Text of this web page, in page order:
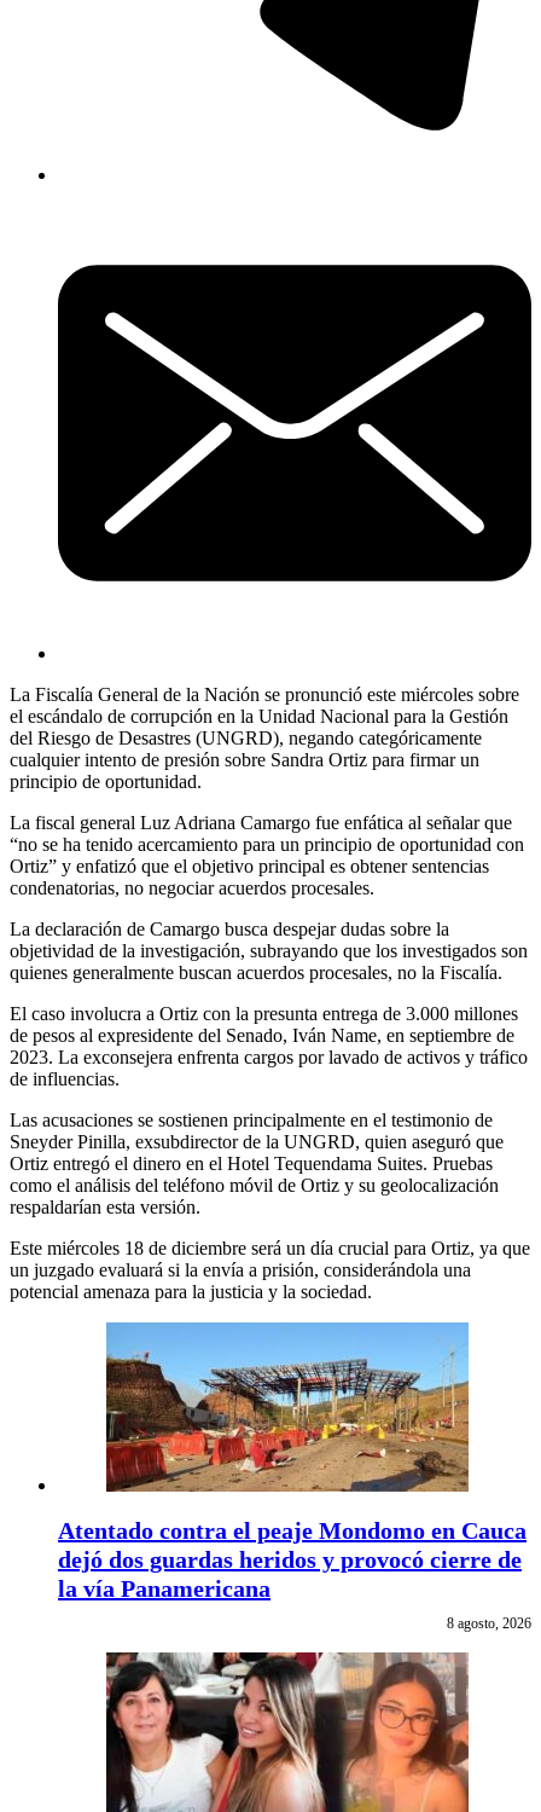
La Fiscalía General de la Nación se pronunció este miércoles sobre
el escándalo de corrupción en la Unidad Nacional para la Gestión
del Riesgo de Desastres (UNGRD), negando categóricamente
cualquier intento de presión sobre Sandra Ortiz para firmar un
principio de oportunidad.
La fiscal general Luz Adriana Camargo fue enfática al señalar que
“no se ha tenido acercamiento para un principio de oportunidad con
Ortiz” y enfatizó que el objetivo principal es obtener sentencias
condenatorias, no negociar acuerdos procesales.
La declaración de Camargo busca despejar dudas sobre la
objetividad de la investigación, subrayando que los investigados son
quienes generalmente buscan acuerdos procesales, no la Fiscalía.
El caso involucra a Ortiz con la presunta entrega de 3.000 millones
de pesos al expresidente del Senado, Iván Name, en septiembre de
2023. La exconsejera enfrenta cargos por lavado de activos y tráfico
de influencias.
Las acusaciones se sostienen principalmente en el testimonio de
Sneyder Pinilla, exsubdirector de la UNGRD, quien aseguró que
Ortiz entregó el dinero en el Hotel Tequendama Suites. Pruebas
como el análisis del teléfono móvil de Ortiz y su geolocalización
respaldarían esta versión.
Este miércoles 18 de diciembre será un día crucial para Ortiz, ya que
un juzgado evaluará si la envía a prisión, considerándola una
potencial amenaza para la justicia y la sociedad.
Atentado contra el peaje Mondomo en Cauca
dejó dos guardas heridos y provocó cierre de
la vía Panamericana
8 agosto, 2026